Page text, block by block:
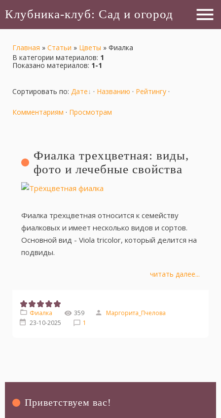
Клубника-клуб: Сад и огород menu
Главная » Статьи » Цветы » Фиалка
В категории материалов: 1
Показано материалов: 1-1
Сортировать по: Дате · Названию · Рейтингу ·
Комментариям · Просмотрам
Фиалка трехцветная: виды,
фото и лечебные свойства
Фиалка трехцветная относится к семейству
фиалковых и имеет несколько видов и сортов.
Основной вид - Viola tricolor, который делится на
подвиды.
читать далее...
Фиалка 359
Маргорита_Пчелова
23-10-2025
1
Приветствуем вас!